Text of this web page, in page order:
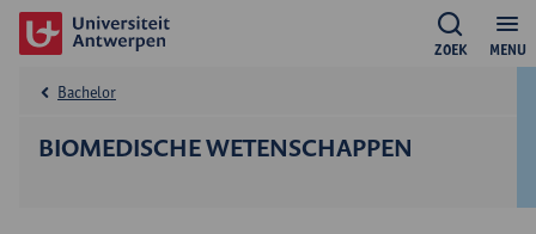
MENU
ZOEK
BIOMEDISCHE WETENSCHAPPEN
Bachelor